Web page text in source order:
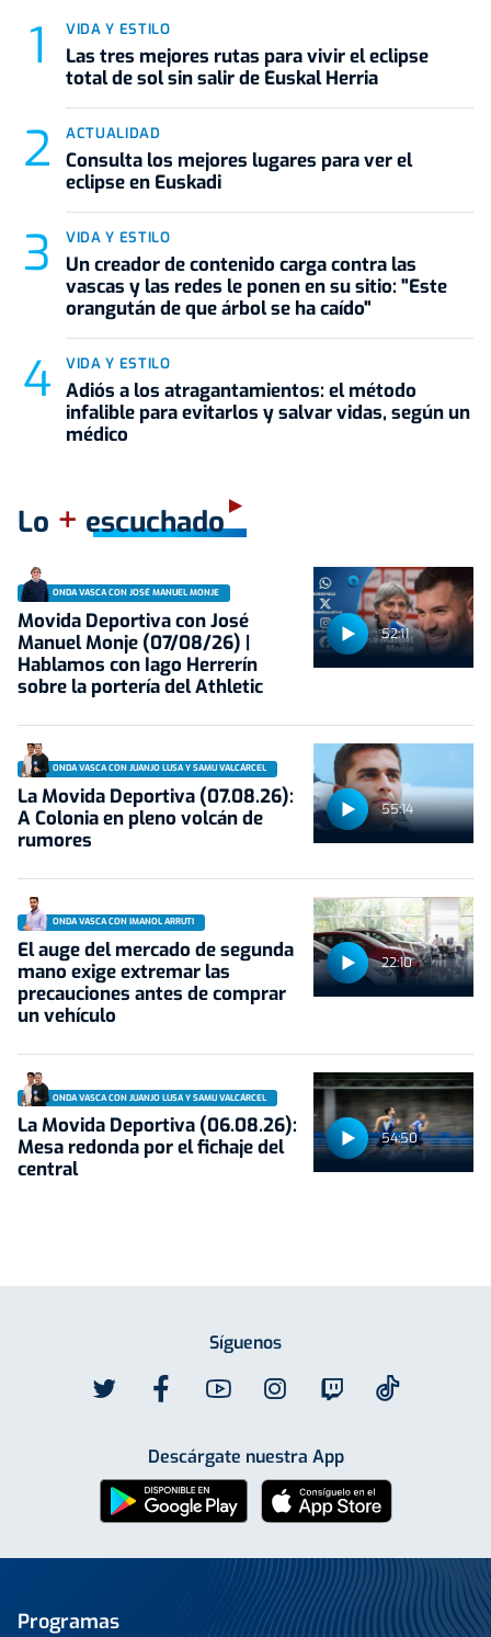
VIDA Y ESTILO
Las tres mejores rutas para vivir el eclipse
total de sol sin salir de Euskal Herria
ACTUALIDAD
Consulta los mejores lugares para ver el
eclipse en Euskadi
VIDA Y ESTILO
Un creador de contenido carga contra las
vascas y las redes le ponen en su sitio: "Este
orangután de que árbol se ha caído"
VIDA Y ESTILO
Adiós a los atragantamientos: el método
infalible para evitarlos y salvar vidas, según un
médico
Lo + escuchado
52:11
ONDA VASCA CON JOSÉ MANUEL MONJE
Movida Deportiva con José
Manuel Monje (07/08/26) |
Hablamos con Iago Herrerín
sobre la portería del Athletic
55:14
ONDA VASCA CON JUANJO LUSA Y SAMU VALCÁRCEL
La Movida Deportiva (07.08.26):
A Colonia en pleno volcán de
rumores
22:10
ONDA VASCA CON IMANOL ARRUTI
El auge del mercado de segunda
mano exige extremar las
precauciones antes de comprar
un vehículo
54:50
ONDA VASCA CON JUANJO LUSA Y SAMU VALCÁRCEL
La Movida Deportiva (06.08.26):
Mesa redonda por el fichaje del
central
Síguenos
Descárgate nuestra App
Programas